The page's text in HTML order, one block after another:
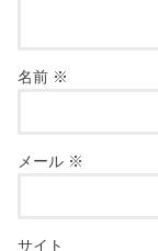
名前 ※
メール ※
サイト